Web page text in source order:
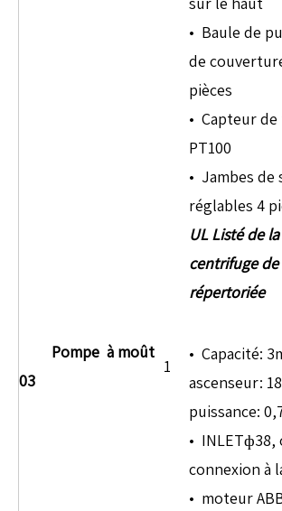
• Baule de
de
pièces
• Capteur
PT100
• Jambes
réglables 4
03
Pompe à moût
1
UL Listé de
centrifuge
répertoriée
• Capacité:
ascenseur:
puissance:
•
connexion à
• moteur